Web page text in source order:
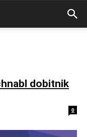
dobitnik
0